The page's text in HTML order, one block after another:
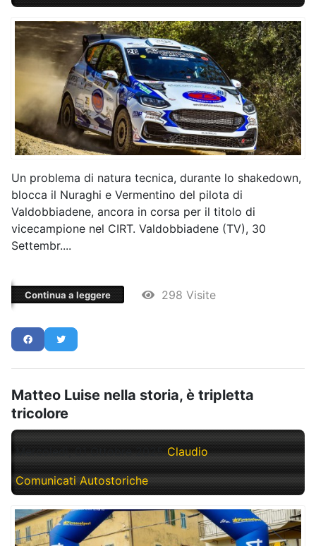
Un problema di natura tecnica, durante lo shakedown,
blocca il Nuraghi e Vermentino del pilota di
Valdobbiadene, ancora in corsa per il titolo di
vicecampione nel CIRT. Valdobbiadene (TV), 30
Settembr....
Continua a leggere 298 Visite
Matteo Luise nella storia, è tripletta
tricolore
Mercoledì, 01 Ottobre 2025 Claudio
Comunicati Autostoriche